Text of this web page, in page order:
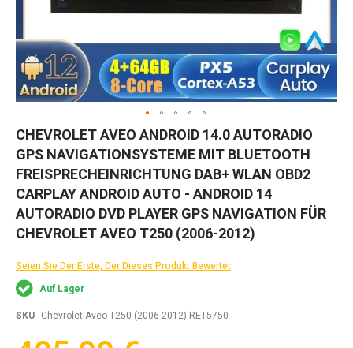
Zum
der
Bildgalerie
springen
CHEVROLET AVEO ANDROID 14.0 AUTORADIO
GPS NAVIGATIONSYSTEME MIT BLUETOOTH
FREISPRECHEINRICHTUNG DAB+ WLAN OBD2
CARPLAY ANDROID AUTO - ANDROID 14
AUTORADIO DVD PLAYER GPS NAVIGATION FÜR
CHEVROLET AVEO T250 (2006-2012)
Seien Sie Der Erste, Der Dieses Produkt Bewertet
Auf Lager
SKU Chevrolet Aveo T250 (2006-2012)-RET5750